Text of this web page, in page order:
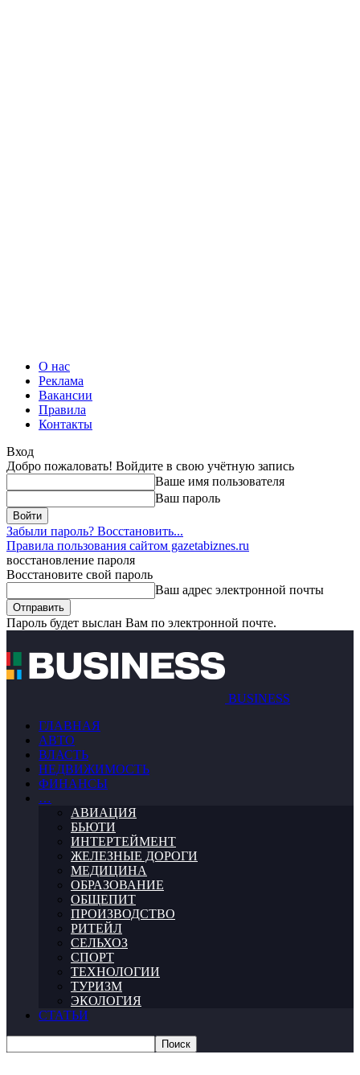
О нас
Реклама
Вакансии
Правила
Контакты
Вход
Добро пожаловать! Войдите в свою учётную запись
Ваше имя пользователя
Ваш пароль
Забыли пароль? Восстановить...
Правила пользования сайтом gazetabiznes.ru
восстановление пароля
Восстановите свой пароль
Ваш адрес электронной почты
Пароль будет выслан Вам по электронной почте.
BUSINESS
ГЛАВНАЯ
АВТО
ВЛАСТЬ
НЕДВИЖИМОСТЬ
ФИНАНСЫ
…
АВИАЦИЯ
БЬЮТИ
ИНТЕРТЕЙМЕНТ
ЖЕЛЕЗНЫЕ ДОРОГИ
МЕДИЦИНА
ОБРАЗОВАНИЕ
ОБЩЕПИТ
ПРОИЗВОДСТВО
РИТЕЙЛ
СЕЛЬХОЗ
СПОРТ
ТЕХНОЛОГИИ
ТУРИЗМ
ЭКОЛОГИЯ
СТАТЬИ